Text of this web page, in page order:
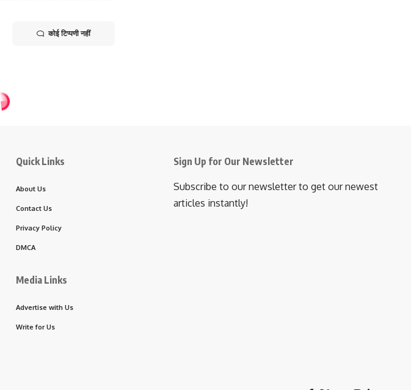
कोई टिप्पणी नहीं
Quick Links
About Us
Contact Us
Privacy Policy
DMCA
Media Links
Advertise with Us
Write for Us
Sign Up for Our Newsletter
Subscribe to our newsletter to get our newest
articles instantly!